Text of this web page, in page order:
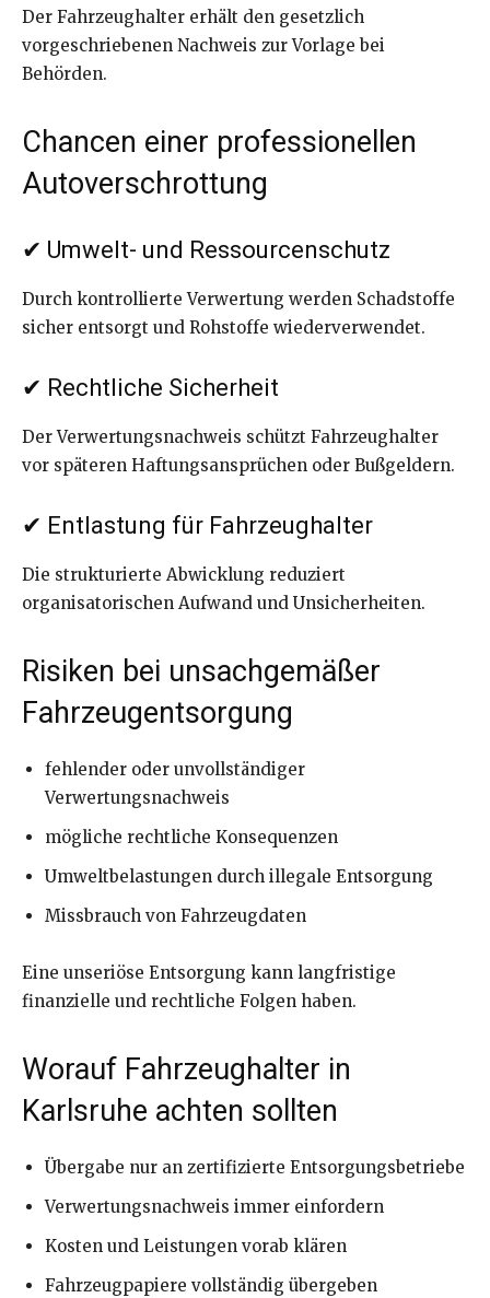
Der Fahrzeughalter erhält den gesetzlich
vorgeschriebenen Nachweis zur Vorlage bei
Behörden.
Chancen einer professionellen
Autoverschrottung
✔ Umwelt- und Ressourcenschutz
Durch kontrollierte Verwertung werden Schadstoffe
sicher entsorgt und Rohstoffe wiederverwendet.
✔ Rechtliche Sicherheit
Der Verwertungsnachweis schützt Fahrzeughalter
vor späteren Haftungsansprüchen oder Bußgeldern.
✔ Entlastung für Fahrzeughalter
Die strukturierte Abwicklung reduziert
organisatorischen Aufwand und Unsicherheiten.
Risiken bei unsachgemäßer
Fahrzeugentsorgung
fehlender oder unvollständiger
Verwertungsnachweis
mögliche rechtliche Konsequenzen
Umweltbelastungen durch illegale Entsorgung
Missbrauch von Fahrzeugdaten
Eine unseriöse Entsorgung kann langfristige
finanzielle und rechtliche Folgen haben.
Worauf Fahrzeughalter in
Karlsruhe achten sollten
Übergabe nur an zertifizierte Entsorgungsbetriebe
Verwertungsnachweis immer einfordern
Kosten und Leistungen vorab klären
Fahrzeugpapiere vollständig übergeben